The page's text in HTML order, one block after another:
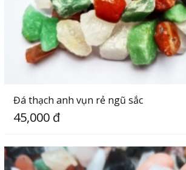
Đá thạch anh vụn rẻ ngũ sắc
45,000 đ